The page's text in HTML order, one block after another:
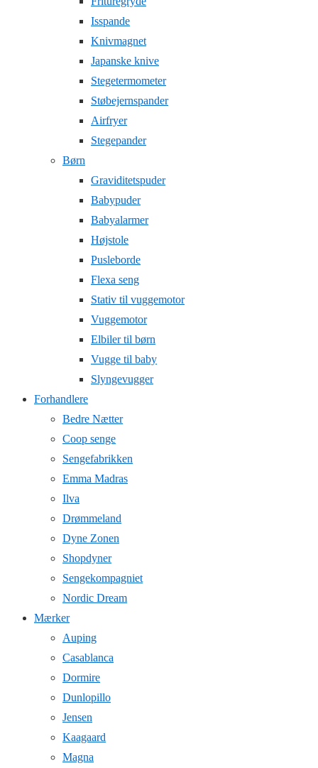
Isspande
Knivmagnet
Japanske knive
Stegetermometer
Støbejernspander
Airfryer
Stegepander
Børn
Graviditetspuder
Babypuder
Babyalarmer
Højstole
Pusleborde
Flexa seng
Stativ til vuggemotor
Vuggemotor
Elbiler til børn
Vugge til baby
Slyngevugger
Forhandlere
Bedre Nætter
Coop senge
Sengefabrikken
Emma Madras
Ilva
Drømmeland
Dyne Zonen
Shopdyner
Sengekompagniet
Nordic Dream
Mærker
Auping
Casablanca
Dormire
Dunlopillo
Jensen
Kaagaard
Magna